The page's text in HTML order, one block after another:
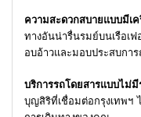
ความสะดวกสบายแบบมีเ
ทางอันน่ารื่นรมย์บนเรื
อบอ้าวและมอบประสบกา
บริการรถโดยสารแบบไม่
บุญสิริที่เชื่อมต่อกรุงเทพฯ